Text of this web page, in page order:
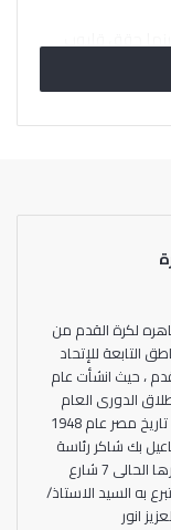
شباب الأميرية مع إسكو بنتيجة 4-4 بينما حقق قليوب
لكرة القدم من
التابعة للإتحاد
، حيث انشأت عام
إنطلاق الدورى العام
للمرة الأولى فى تاريخ مصر عام 1948
بك شاكر رئاسة
المنطقة بمقرها الحالى 7 شارع
به السيد الاستاذ/
انور